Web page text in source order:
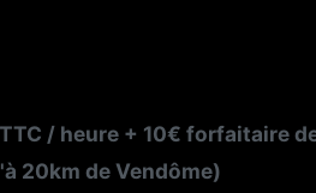
/ heure + 10€ forfaitaire
20km de Vendôme)